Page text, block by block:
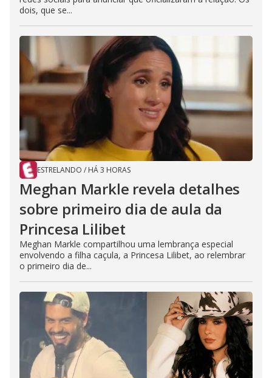
dois, que se...
ESTRELANDO / HÁ 3 HORAS
Meghan Markle revela detalhes
sobre primeiro dia de aula da
Princesa Lilibet
Meghan Markle compartilhou uma lembrança especial
envolvendo a filha caçula, a Princesa Lilibet, ao relembrar
o primeiro dia de...